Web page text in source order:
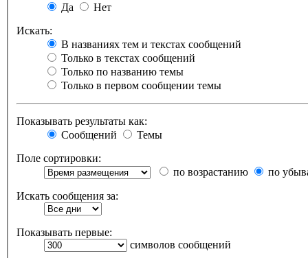
Да
Нет
Искать:
В названиях тем и текстах сообщений
Только в текстах сообщений
Только по названию темы
Только в первом сообщении темы
Показывать результаты как:
Сообщений
Темы
Поле сортировки:
по возрастанию
по
Искать сообщения за:
Показывать первые:
символов сообщений